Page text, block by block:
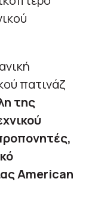
πατινάζ
της
American